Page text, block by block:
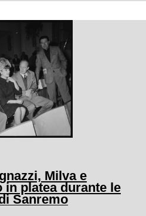
Milva e
in platea durante le
Sanremo